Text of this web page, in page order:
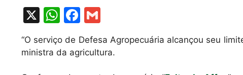
X
W
h
at
F
a
c
m
ai
“O serviço de Defesa Agropecuária alcançou seu
ministra da agricultura.